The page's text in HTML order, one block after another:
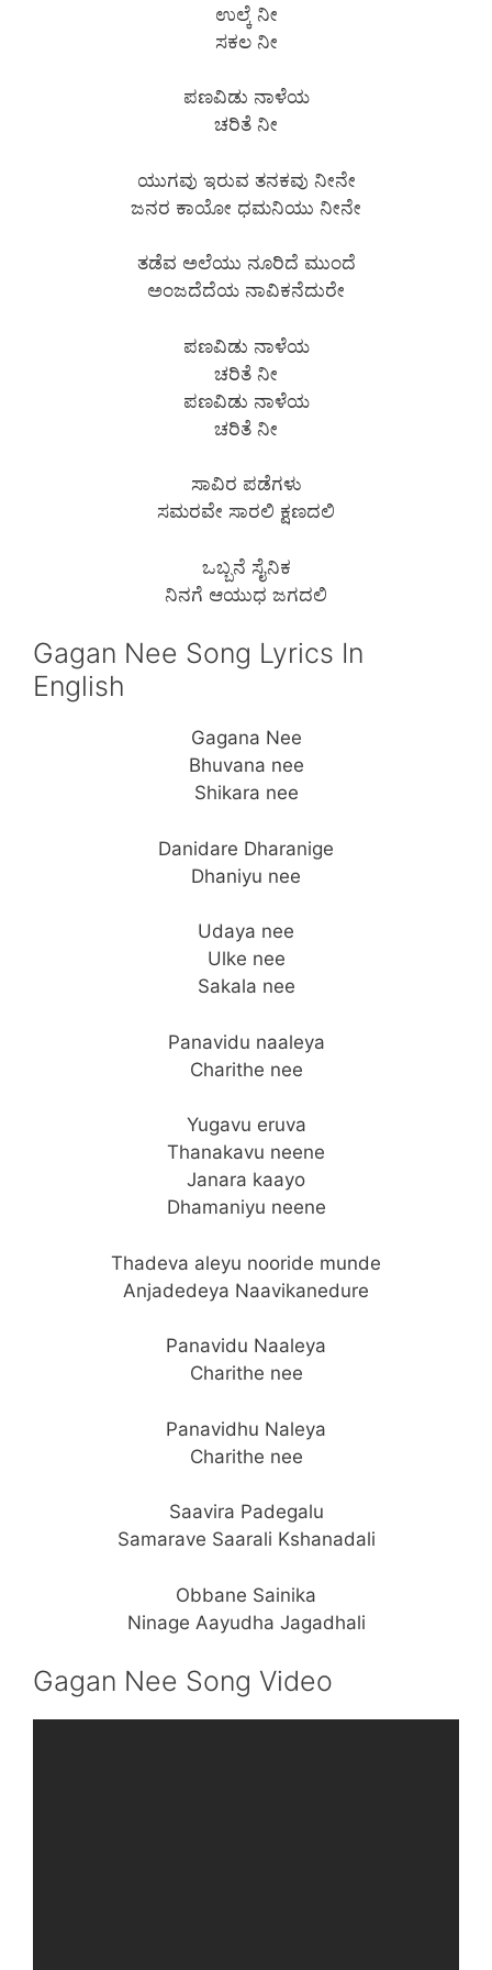
ಉಲ್ಕೆ ನೀ
ಸಕಲ ನೀ
ಪಣವಿಡು ನಾಳೆಯ
ಚರಿತೆ ನೀ
ಯುಗವು ಇರುವ ತನಕವು ನೀನೇ
ಜನರ ಕಾಯೋ ಧಮನಿಯು ನೀನೇ
ತಡೆವ ಅಲೆಯು ನೂರಿದೆ ಮುಂದೆ
ಅಂಜದೆದೆಯ ನಾವಿಕನೆದುರೇ
ಪಣವಿಡು ನಾಳೆಯ
ಚರಿತೆ ನೀ
ಪಣವಿಡು ನಾಳೆಯ
ಚರಿತೆ ನೀ
ಸಾವಿರ ಪಡೆಗಳು
ಸಮರವೇ ಸಾರಲಿ ಕ್ಷಣದಲಿ
ಒಬ್ಬನೆ ಸೈನಿಕ
ನಿನಗೆ ಆಯುಧ ಜಗದಲಿ
Gagan Nee Song Lyrics In
English
Gagana Nee
Bhuvana nee
Shikara nee
Danidare Dharanige
Dhaniyu nee
Udaya nee
Ulke nee
Sakala nee
Panavidu naaleya
Charithe nee
Yugavu eruva
Thanakavu neene
Janara kaayo
Dhamaniyu neene
Thadeva aleyu nooride munde
Anjadedeya Naavikanedure
Panavidu Naaleya
Charithe nee
Panavidhu Naleya
Charithe nee
Saavira Padegalu
Samarave Saarali Kshanadali
Obbane Sainika
Ninage Aayudha Jagadhali
Gagan Nee Song Video